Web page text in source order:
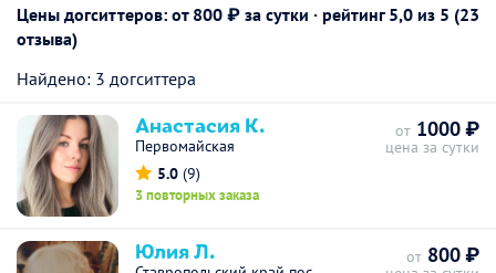
Цены догситтеров: от 800 ₽ за сутки · рейтинг 5,0 из 5 (23
отзыва)
Найдено: 3 догситтера
Анастасия К.
Первомайская
5.0 (9)
3 повторных заказа
от 1000 ₽
цена за сутки
Юлия Л. от 800 ₽